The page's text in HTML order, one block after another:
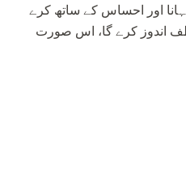
اور احساس کے ساتھ کرے
اندوز کرے گا، اس صورت